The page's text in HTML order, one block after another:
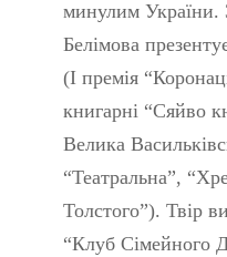
минулим України.
Белімова
(І премія
книгарні “Сяйво
Велика
“Театральна”,
Толстого”). Твір
“Клуб Сімейного